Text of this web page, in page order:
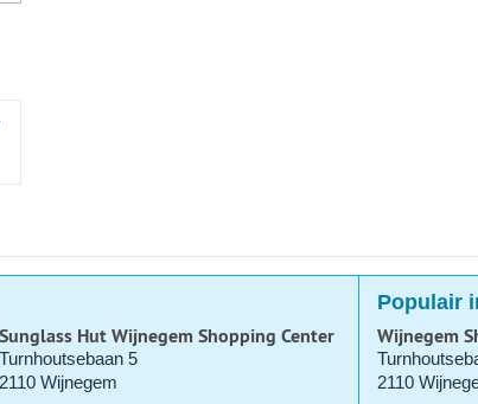
Populair
Sunglass Hut Wijnegem Shopping Center
Turnhoutsebaan 5
2110 Wijnegem
Wijnegem
2110